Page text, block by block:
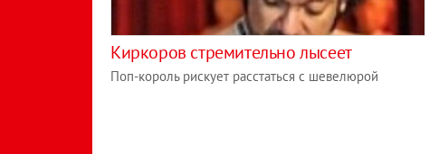
Киркоров стремительно лысеет
Поп-король рискует расстаться с шевелюрой